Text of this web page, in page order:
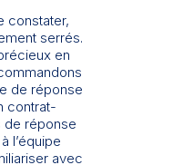
constater,
serrés.
en
de réponse
contrat-
de réponse
l’équipe
avec